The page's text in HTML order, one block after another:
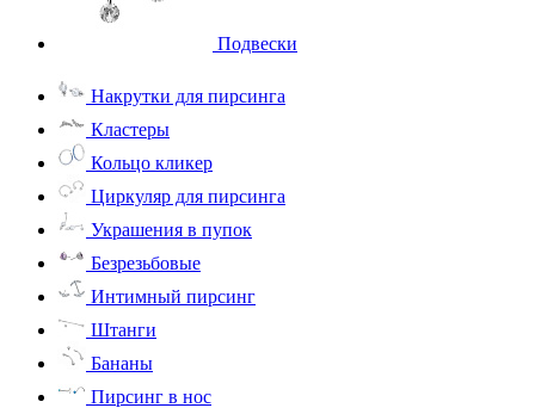
Подвески
Накрутки для пирсинга
Кластеры
Кольцо кликер
Циркуляр для пирсинга
Украшения в пупок
Безрезьбовые
Интимный пирсинг
Штанги
Бананы
Пирсинг в нос